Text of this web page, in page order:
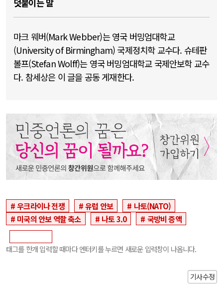
덧붙이는 말
마크 웨버(Mark Webber)는 영국 버밍엄대학교
(University of Birmingham) 국제정치학 교수다. 슈테판
볼프(Stefan Wolff)는 영국 버밍엄대학교 국제안보학 교수
다. 참세상은 이 글을 공동 게재한다.
우크라이나 전쟁 유럽 안보
나토(NATO)
미국의 안보 역할 축소
나토 3.0 국방비 증액
태그를 한개 입력할 때마다 엔터키를 누르면 새로운 입력창이 나옵니다.
기사수정